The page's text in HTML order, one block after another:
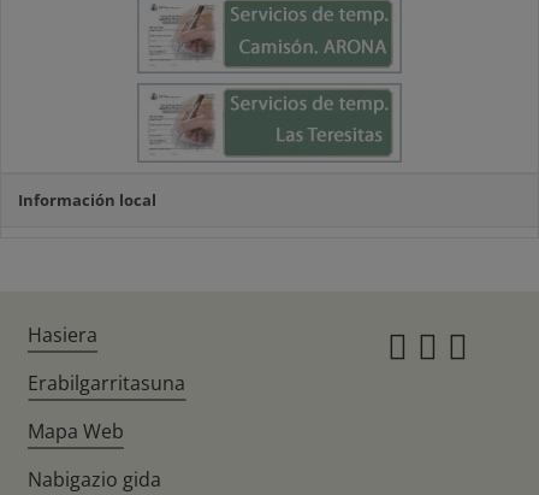
Información local
Hasiera
Erabilgarritasuna
Mapa Web
Nabigazio gida